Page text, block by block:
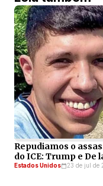
Repudiamos o
do ICE: Trump e De
Estados Unidos 23 de jul de